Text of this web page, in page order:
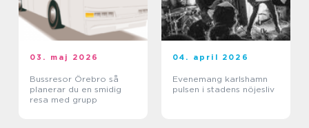
03. maj 2026
Bussresor Örebro så
planerar du en smidig
resa med grupp
04. april 2026
Evenemang karlshamn
pulsen i stadens nöjesliv